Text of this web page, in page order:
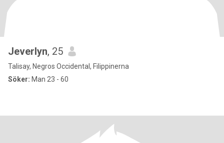
Jeverlyn, 25
Talisay, Negros Occidental, Filippinerna
Söker: Man 23 - 60